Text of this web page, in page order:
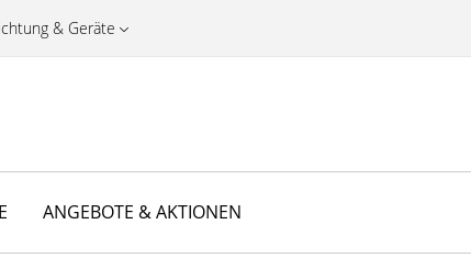
& Geräte
ANGEBOTE & AKTIONEN